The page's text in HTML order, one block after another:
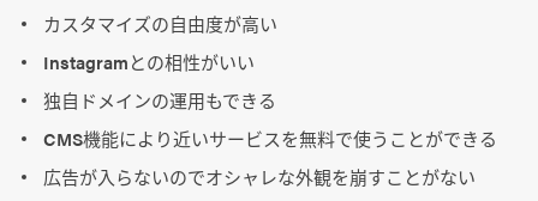
カスタマイズの自由度が高い
Instagramとの相性がいい
独自ドメインの運用もできる
CMS機能により近いサービスを無料で使うことができる
広告が入らないのでオシャレな外観を崩すことがない